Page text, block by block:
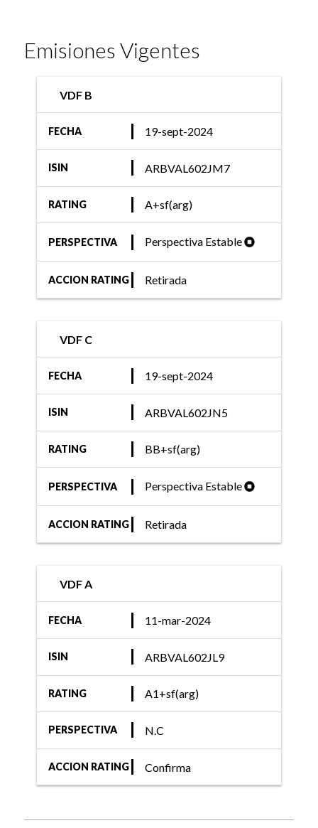
Emisiones Vigentes
VDF B
FECHA 19-sept-2024
ISIN ARBVAL602JM7
RATING A+sf(arg)
PERSPECTIVA Perspectiva Estable
ACCION RATING Retirada
VDF C
FECHA 19-sept-2024
ISIN ARBVAL602JN5
RATING BB+sf(arg)
PERSPECTIVA Perspectiva Estable
ACCION RATING Retirada
VDF A
FECHA 11-mar-2024
ISIN ARBVAL602JL9
RATING A1+sf(arg)
PERSPECTIVA N.C
ACCION RATING Confirma